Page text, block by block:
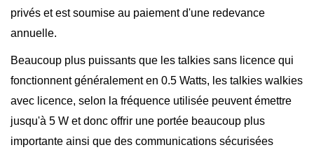
privés et est soumise au paiement d'une redevance
annuelle.
Beaucoup plus puissants que les talkies sans licence qui
fonctionnent généralement en 0.5 Watts, les talkies walkies
avec licence, selon la fréquence utilisée peuvent émettre
jusqu'à 5 W et donc offrir une portée beaucoup plus
importante ainsi que des communications sécurisées